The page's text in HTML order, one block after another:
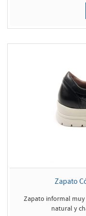
Zapato
Zapato informal muy
natural y